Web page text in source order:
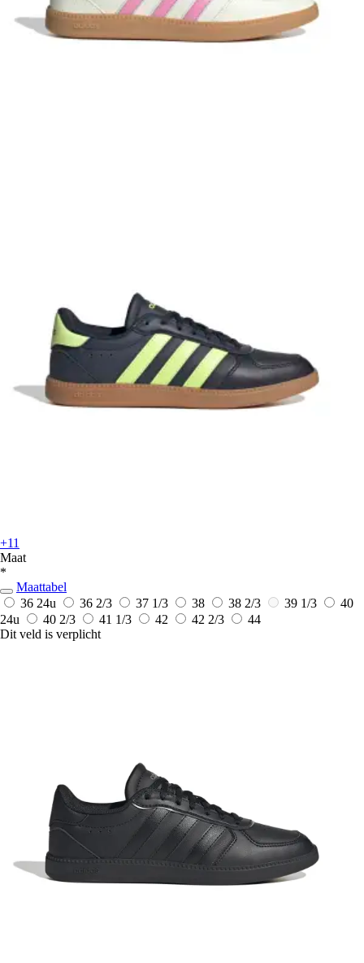
+11
Maat
*
Maattabel
36 24u 36 2/3 37 1/3 38 38 2/3 39 1/3
40
24u
40 2/3 41 1/3 42 42 2/3
44
Dit veld is verplicht